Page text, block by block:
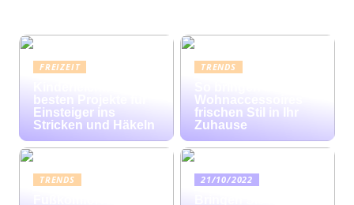
FREIZEIT
besten Projekte für
Einsteiger ins
Stricken und Häkeln
TRENDS
Wohnaccessoires
frischen Stil in Ihr
Zuhause
TRENDS 21/10/2022